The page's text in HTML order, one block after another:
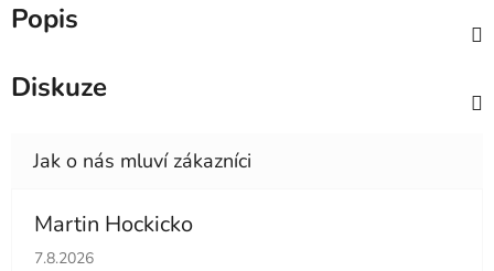
Popis
Diskuze
Martin Hockicko
Hodnocení obchodu je 5 z 5 hvězdiček.
7.8.2026